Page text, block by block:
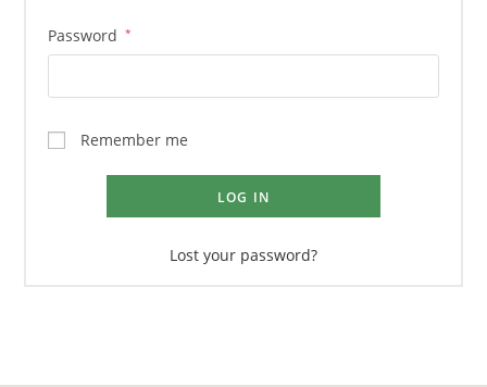
Password *
Remember me
LOG IN
Lost your password?